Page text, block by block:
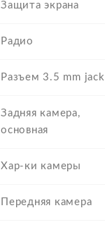
Защита экрана
Радио
Разъем 3.5 mm jack
Задняя камера,
основная
Хар-ки камеры
Передняя камера